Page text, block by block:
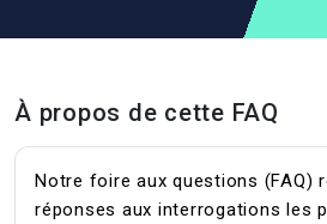
À propos de cette FAQ
Notre foire aux questions (FAQ)
réponses aux interrogations les